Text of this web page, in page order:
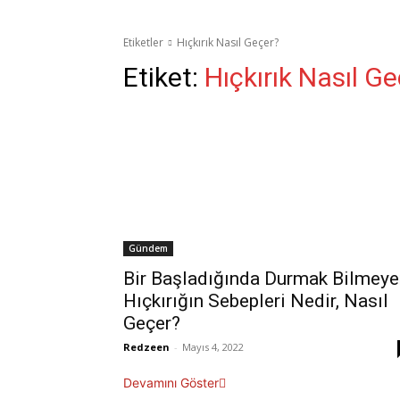
Etiketler Hıçkırık Nasıl Geçer?
Etiket: Hıçkırık Nasıl
Gündem
Bir Başladığında Durmak
Hıçkırığın Sebepleri Nedir, Nasıl
Geçer?
Redzeen - Mayıs 4, 2022
Devamını Göster